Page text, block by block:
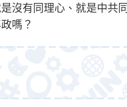
沒有同理心、就是中共
嗎？